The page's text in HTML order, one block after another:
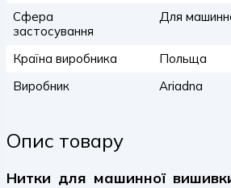
Сфера
застосування
Для
Країна виробника
Польща
Виробник
Ariadna
Опис товару
Нитки для машинної